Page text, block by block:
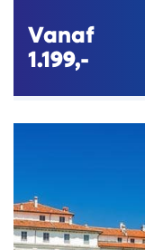
Vanaf
1.199,-